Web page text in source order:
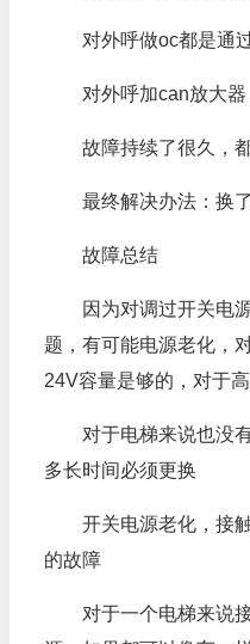
对外呼做oc都是通
对外呼加can放大
故障持续了很久，
最终解决办法：换
故障总结
因为对调过开关电
题，有可能电源老化，
24V容量是够的，对于
对于电梯来说也没
多长时间必须更换
开关电源老化，接
的故障
对于一个电梯来说